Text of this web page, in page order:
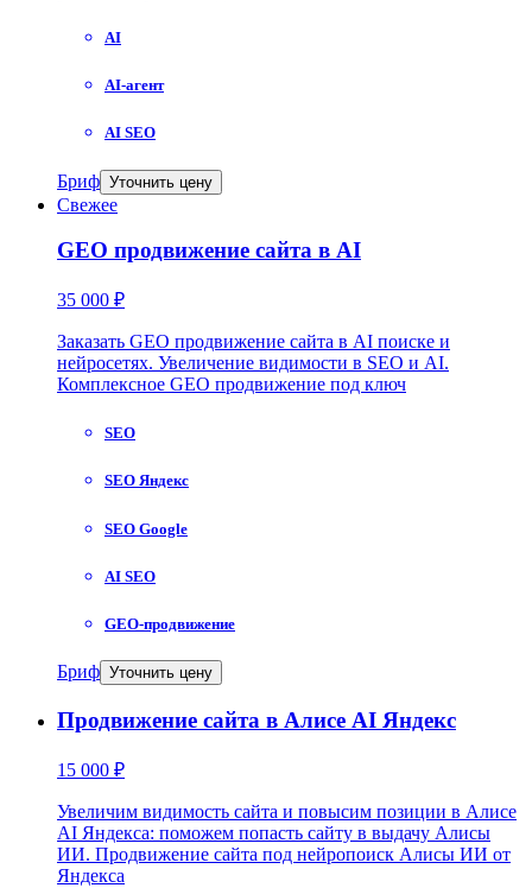
AI
AI-агент
AI SEO
Бриф Уточнить цену
Свежее
GEO продвижение сайта в AI
35 000 ₽
Заказать GEO продвижение сайта в AI поиске и
нейросетях. Увеличение видимости в SEO и AI.
Комплексное GEO продвижение под ключ
SEO
SEO Яндекс
SEO Google
AI SEO
GEO-продвижение
Бриф Уточнить цену
Продвижение сайта в Алисе AI Яндекс
15 000 ₽
Увеличим видимость сайта и повысим позиции в Алисе
AI Яндекса: поможем попасть сайту в выдачу Алисы
ИИ. Продвижение сайта под нейропоиск Алисы ИИ от
Яндекса